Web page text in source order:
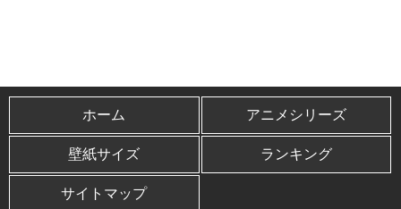
ホーム アニメシリーズ
壁紙サイズ ランキング
サイトマップ